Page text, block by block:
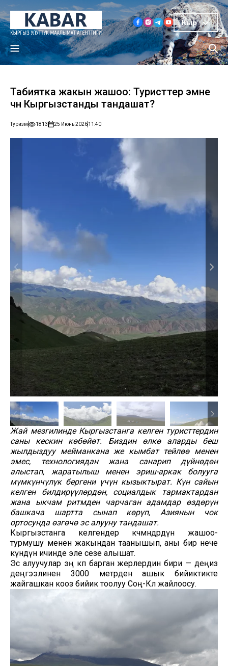
Кыр
Табиятка жакын жашоо: Туристтер эмне
үчүн Кыргызстанды тандашат?
Туризм 1813 25 Июнь 202611:40
Жай мезгилинде Кыргызстанга келген туристтердин
саны кескин көбөйөт. Биздин өлкө аларды беш
жылдыздуу мейманкана же кымбат тейлөө менен
эмес, технологиядан жана санарип дүйнөдөн
алыстап, жаратылыш менен эриш-аркак болууга
мүмкүнчүлүк бергени үчүн кызыктырат. Күн сайын
келген билдирүүлөрдөн, социалдык тармактардан
жана ыкчам ритмден чарчаган адамдар өздөрүн
башкача шартта сынап көрүп, Азиянын чок
ортосунда өзгөчө эс алууну тандашат.
Кыргызстанга келгендер көчмөндөрдүн жашоо-
турмушу менен жакындан таанышып, аны бир нече
күндүн ичинде эле сезе алышат.
Эс алуучулар эң көп барган жерлердин бири — деңиз
деңгээлинен 3000 метрден ашык бийиктикте
жайгашкан кооз бийик тоолуу Соң-Көл жайлоосу.